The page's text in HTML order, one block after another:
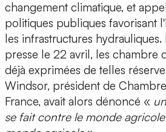
changement climatique, et
politiques publiques favorisant
les infrastructures
presse le 22 avril, les chambre
déjà exprimées de telles
Windsor, président de
France, avait alors dénoncé «
se fait contre le monde